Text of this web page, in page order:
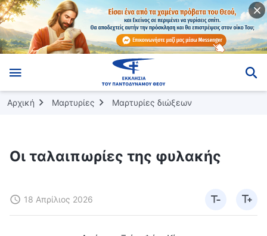
Αρχική Μαρτυρίες Μαρτυρίες διώξεων
Οι ταλαιπωρίες της φυλακής
18 Απρίλιος 2026